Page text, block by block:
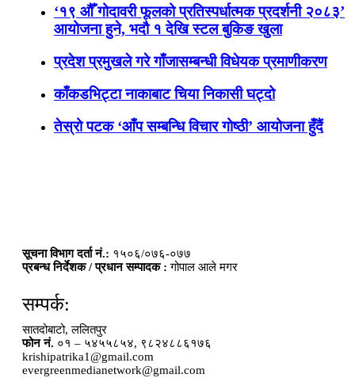
‘१९ औँ गोदावरी फूलको प्रतिस्पर्धात्मक प्रदर्शनी २०८३’
आयोजना हुने, भदौ १ देखि स्टल बुकिङ खुला
प्रदेश प्रमुखले गरे गाँजासम्बन्धी विधेयक प्रमाणीकरण
काँकडभिट्टा नाकाबाट चिया निकासी घट्दो
तेस्रो पटक ‘आँप सम्बन्धि विचार गोष्ठी’ आयोजना हुँदैं
सूचना विभाग दर्ता नं.: १५०६/०७६-०७७
प्रबन्ध निर्देशक / प्रधान सम्पादक : गोपाल आले मगर
सम्पर्क:
सातदोबाटो, ललितपुर
फोन नं. ०१ – ५४५५८५४, ९८२४८८६१७६
krishipatrika1@gmail.com
evergreenmedianetwork@gmail.com